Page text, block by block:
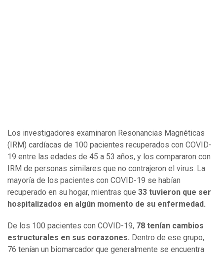
Los investigadores examinaron Resonancias Magnéticas
(IRM) cardíacas de 100 pacientes recuperados con COVID-
19 entre las edades de 45 a 53 años, y los compararon con
IRM de personas similares que no contrajeron el virus. La
mayoría de los pacientes con COVID-19 se habían
recuperado en su hogar, mientras que 33 tuvieron que ser
hospitalizados en algún momento de su enfermedad.
De los 100 pacientes con COVID-19, 78 tenían cambios
estructurales en sus corazones. Dentro de ese grupo,
76 tenían un biomarcador que generalmente se encuentra